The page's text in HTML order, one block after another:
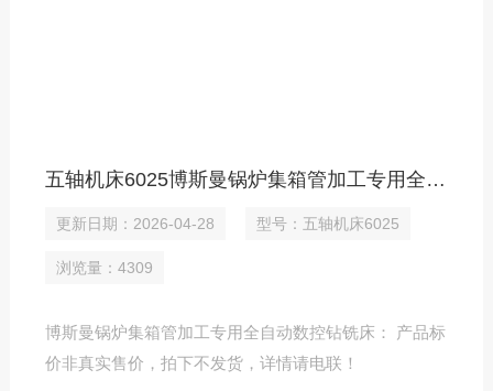
五轴机床6025博斯曼锅炉集箱管加工专用全自动数控钻铣床
更新日期：2026-04-28 型号：五轴机床6025
浏览量：4309
博斯曼锅炉集箱管加工专用全自动数控钻铣床： 产品标
价非真实售价，拍下不发货，详情请电联！